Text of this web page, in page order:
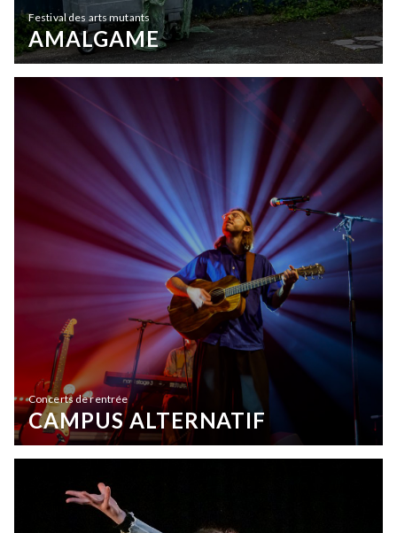
Festival des arts mutants
AMALGAME
Concerts de rentrée
CAMPUS ALTERNATIF